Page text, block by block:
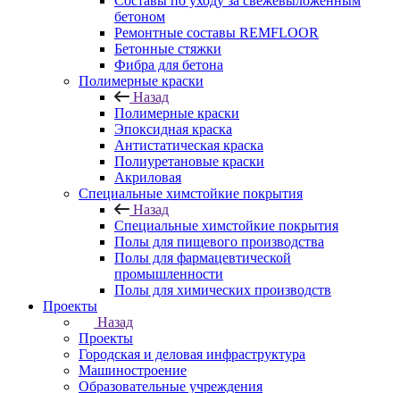
бетоном
Ремонтные составы REMFLOOR
Бетонные стяжки
Фибра для бетона
Полимерные краски
Назад
Полимерные краски
Эпоксидная краска
Антистатическая краска
Полиуретановые краски
Акриловая
Специальные химстойкие покрытия
Назад
Специальные химстойкие покрытия
Полы для пищевого производства
Полы для фармацевтической
промышленности
Полы для химических производств
Проекты
Назад
Проекты
Городская и деловая инфраструктура
Машиностроение
Образовательные учреждения